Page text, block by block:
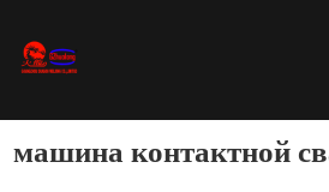
Bидео
машина контактной